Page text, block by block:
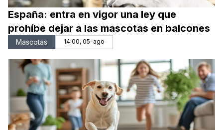
España: entra en vigor una ley que
prohíbe dejar a las mascotas en balcones
Mascotas 14:00, 05-ago